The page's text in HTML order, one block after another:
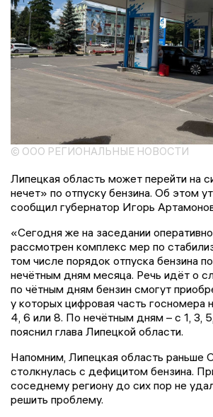
© ООО РЕГИОНАЛЬНЫЕ НОВОСТИ
Липецкая область может перейти на
нечет» по отпуску бензина. Об этом
сообщил губернатор Игорь
«Сегодня же на заседании
рассмотрен комплекс мер по
том числе порядок отпуска бензина
нечётным дням месяца. Речь идёт о
по чётным дням бензин смогут
у которых цифровая часть госномера
4, 6 или 8. По нечётным дням – с 1, 3,
пояснил глава Липецкой области.
Напомним, Липецкая область раньше
столкнулась с дефицитом бензина.
соседнему региону до сих пор не
решить проблему.